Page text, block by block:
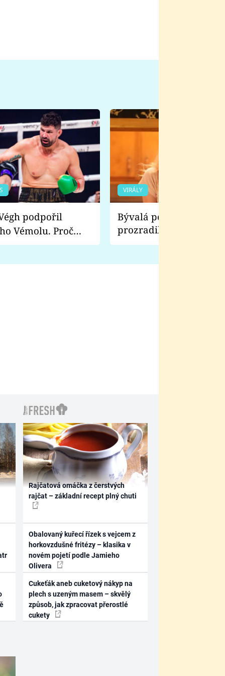
Vémolu. Proč
zápasit s ním než
VIRÁLY
Bývalá pornoherečka
prozradila, co ji
natáčení Euforie.
Rajčatová omáčka z čerstvých
rajčat – základní recept plný chuti
Obalovaný kuřecí řízek s vejcem z
horkovzdušné fritézy – klasika v
novém pojetí podle Jamieho
Olivera
Cukeťák aneb cuketový nákyp na
plech s uzeným masem – skvělý
způsob, jak zpracovat přerostlé
cukety